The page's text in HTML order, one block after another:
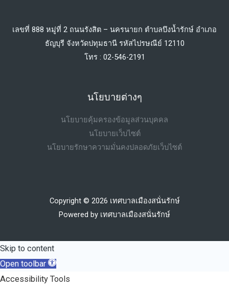
เลขที่ 888 หมู่ที่ 2 ถนนรังสิต – นครนายก ตำบลบึงน้ำรักษ์ อำเภอ
ธัญบุรี จังหวัดปทุมธานี รหัสไปรษณีย์ 12110
โทร : 02-546-2191
นโยบายต่างๆ
นโยบายคุ้มครองข้อมูลส่วนบุคคล
นโยบายเว็บไซต์
นโยบายรักษาความมั่นคงปลอดภัยเว็บไซต์
Copyright © 2026 เทศบาลเมืองสนั่นรักษ์
Powered by เทศบาลเมืองสนั่นรักษ์
Skip to content
Open toolbar
Accessibility Tools